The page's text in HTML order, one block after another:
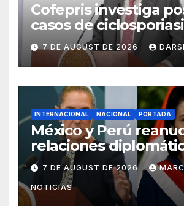
Cofepris investiga
casos de
salmonelosis
alimentos mexicanos
7 DE AUGUST DE 2026
INTERNACIONAL NACIONAL PORTADA
México y Perú
relaciones
Betssy Chávez
territorio mexicano
7 DE AUGUST DE 2026
NOTICIAS